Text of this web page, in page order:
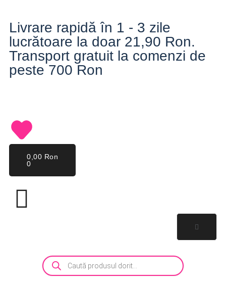
Livrare rapidă în 1 - 3 zile
lucrătoare la doar 21,90 Ron.
Transport gratuit la comenzi de
peste 700 Ron
0,00 Ron
0